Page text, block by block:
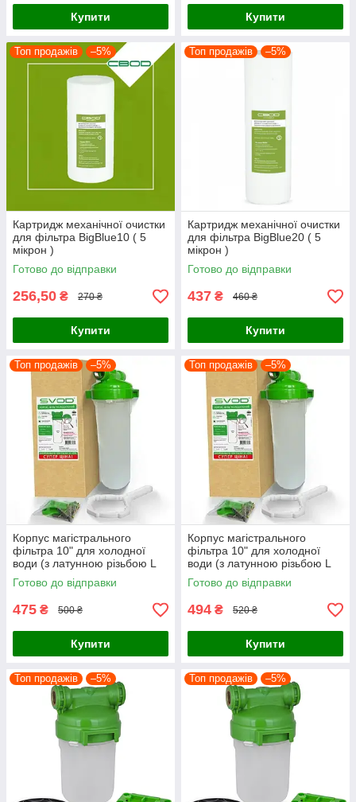
Купити Купити
Топ продажів –5%
Картридж механічної очистки
для фільтра BigBlue10 ( 5
мікрон )
Готово до відправки
256,50 ₴ 270 ₴
Купити
Топ продажів –5%
Картридж механічної очистки
для фільтра BigBlue20 ( 5
мікрон )
Готово до відправки
437 ₴ 460 ₴
Купити
Топ продажів –5%
Корпус магістрального
фільтра 10" для холодної
води (з латунною різьбою L
1/2)
Готово до відправки
475 ₴ 500 ₴
Купити
Топ продажів –5%
Корпус магістрального
фільтра 10" для холодної
води (з латунною різьбою L
3/4)
Готово до відправки
494 ₴ 520 ₴
Купити
Топ продажів –5% Топ продажів –5%